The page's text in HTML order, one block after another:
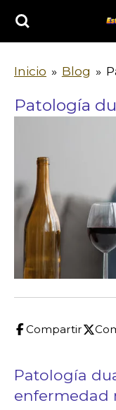
al
Inicio » Blog »
Patología
Compartir
Patología
enfermedad